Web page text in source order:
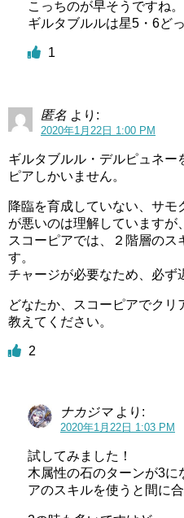
こっちのが早そうですね。
ギルタブルルは星5・6ど
1
匿名 より:
2020年1月22日 1:00 PM
ギルタブルル・デルピュネー
ピアしかいません。
降臨を育成していない、サ
が悪いのは理解していますが、
スコーピアでは、２階層の
す。
チャージが必要なため、必ず
どなたか、スコーピアでク
教えてください。
2
ナカジマ より:
2020年1月22日 1:03 PM
試してみました！
木属性の石のターンが3
アのスキルを使うと間に